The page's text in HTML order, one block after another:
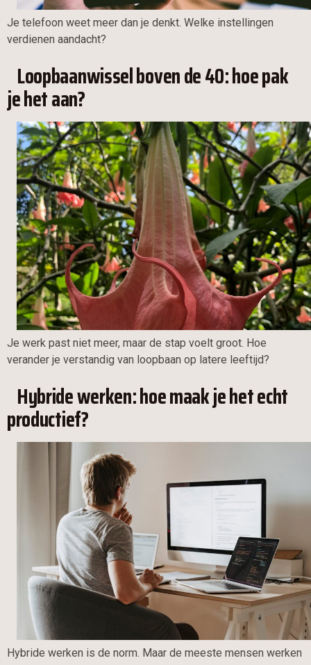
Je telefoon weet meer dan je denkt. Welke instellingen
verdienen aandacht?
Loopbaanwissel boven de 40: hoe pak
je het aan?
Je werk past niet meer, maar de stap voelt groot. Hoe
verander je verstandig van loopbaan op latere leeftijd?
Hybride werken: hoe maak je het echt
productief?
Hybride werken is de norm. Maar de meeste mensen werken